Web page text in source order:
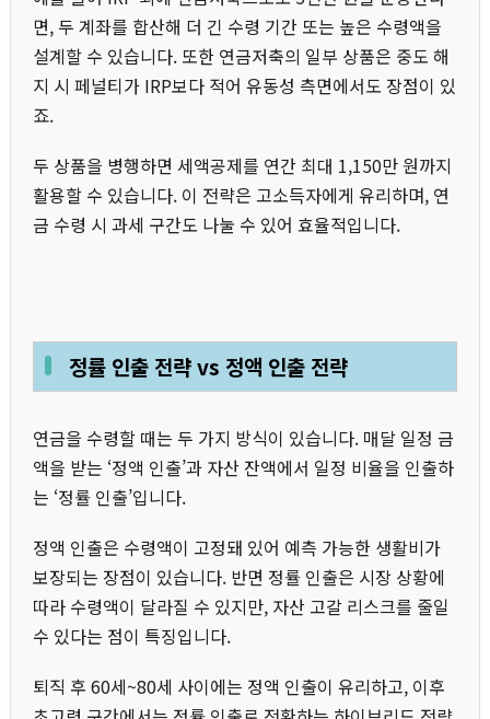
면, 두 계좌를 합산해 더 긴 수령 기간 또는 높은 수령액을
설계할 수 있습니다. 또한 연금저축의 일부 상품은 중도 해
지 시 페널티가 IRP보다 적어 유동성 측면에서도 장점이 있
죠.
두 상품을 병행하면 세액공제를 연간 최대 1,150만 원까지
활용할 수 있습니다. 이 전략은 고소득자에게 유리하며, 연
금 수령 시 과세 구간도 나눌 수 있어 효율적입니다.
정률 인출 전략 vs 정액 인출 전략
연금을 수령할 때는 두 가지 방식이 있습니다. 매달 일정 금
액을 받는 ‘정액 인출’과 자산 잔액에서 일정 비율을 인출하
는 ‘정률 인출’입니다.
정액 인출은 수령액이 고정돼 있어 예측 가능한 생활비가
보장되는 장점이 있습니다. 반면 정률 인출은 시장 상황에
따라 수령액이 달라질 수 있지만, 자산 고갈 리스크를 줄일
수 있다는 점이 특징입니다.
퇴직 후 60세~80세 사이에는 정액 인출이 유리하고, 이후